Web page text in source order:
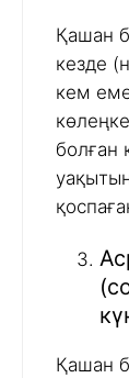
Қашан
кезде
кем
болған
Қашан